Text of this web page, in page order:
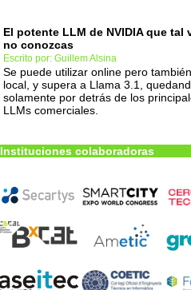
El potente LLM de NVIDIA que tal
no conozcas
Escrito por: Guillem Alsina
Se puede utilizar online pero
local, y supera a Llama 3.1,
solamente por detrás de los
LLMs comerciales.
Instituciones colaboradoras